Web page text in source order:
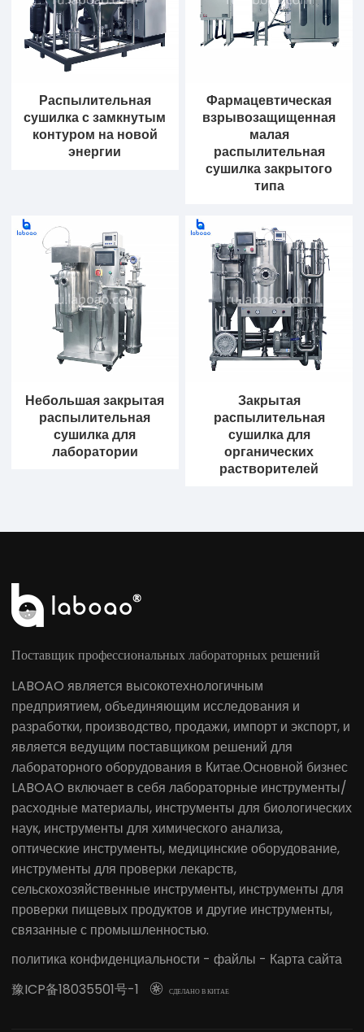
Распылительная
сушилка с замкнутым
контуром на новой
энергии
Фармацевтическая
взрывозащищенная
малая
распылительная
сушилка закрытого
типа
Небольшая закрытая
распылительная
сушилка для
лаборатории
Закрытая
распылительная
сушилка для
органических
растворителей
Поставщик профессиональных лабораторных решений
LABOAO является высокотехнологичным
предприятием, объединяющим исследования и
разработки, производство, продажи, импорт и экспорт, и
является ведущим поставщиком решений для
лабораторного оборудования в Китае.Основной бизнес
LABOAO включает в себя лабораторные инструменты/
расходные материалы, инструменты для биологических
наук, инструменты для химического анализа,
оптические инструменты, медицинские оборудование,
инструменты для проверки лекарств,
сельскохозяйственные инструменты, инструменты для
проверки пищевых продуктов и другие инструменты,
связанные с промышленностью.
политика конфиденциальности - файлы - Карта сайта
豫ICP备18035501号-1
 СДЕЛАНО В КИТАЕ